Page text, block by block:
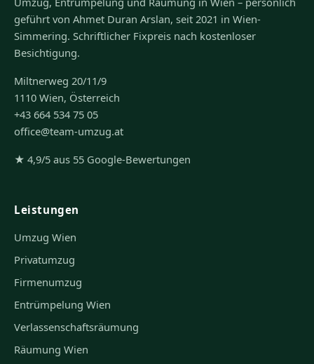
geführt von Ahmet Duran Arslan, seit 2021 in Wien-
Simmering. Schriftlicher Fixpreis nach kostenloser
Besichtigung.
Miltnerweg 20/11/9
1110 Wien, Österreich
+43 664 534 75 05
office@team-umzug.at
★ 4,9/5 aus 55 Google-Bewertungen
Leistungen
Umzug Wien
Privatumzug
Firmenumzug
Entrümpelung Wien
Verlassenschaftsräumung
Räumung Wien